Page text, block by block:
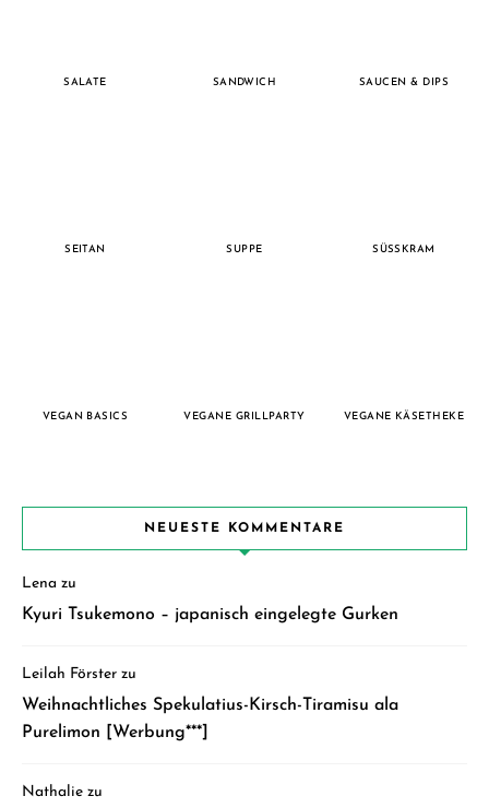
SALATE SANDWICH SAUCEN & DIPS
SEITAN SUPPE SÜSSKRAM
VEGAN BASICS VEGANE GRILLPARTY VEGANE KÄSETHEKE
NEUESTE KOMMENTARE
Lena zu
Kyuri Tsukemono – japanisch eingelegte Gurken
Leilah Förster zu
Weihnachtliches Spekulatius-Kirsch-Tiramisu ala
Purelimon [Werbung***]
Nathalie zu